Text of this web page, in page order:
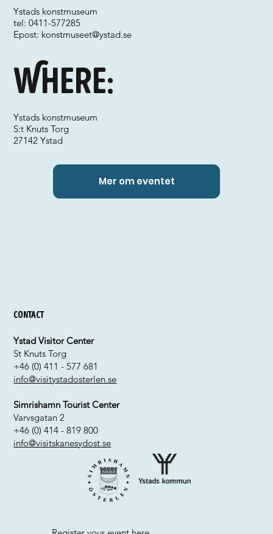
Where:
Ystads konstmuseum
tel: 0411-577285
Epost: konstmuseet@ystad.se
Ystads konstmuseum
S:t Knuts Torg
27142 Ystad
Mer om eventet
Contact
Ystad Visitor Center
St Knuts Torg
+46 (0) 411 - 577 681
info@visitystadosterlen.se
Simrishamn Tourist Center
Varvsgatan 2
+46 (0) 414 - 819 800
info@visitskanesydost.se